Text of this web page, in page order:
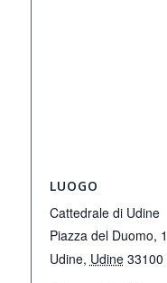
LUOGO
Cattedrale di Udine
Piazza del Duomo, 1
Udine, Udine 33100